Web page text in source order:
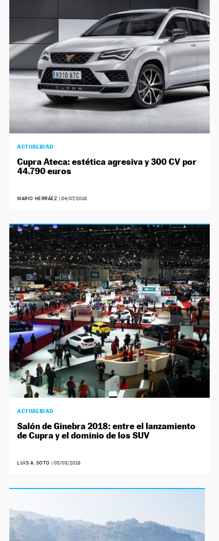
ACTUALIDAD
Cupra Ateca: estética agresiva y 300 CV por
44.790 euros
MARIO HERRÁEZ |04/07/2018
ACTUALIDAD
Salón de Ginebra 2018: entre el lanzamiento
de Cupra y el dominio de los SUV
LUIS A. SOTO | 05/03/2018